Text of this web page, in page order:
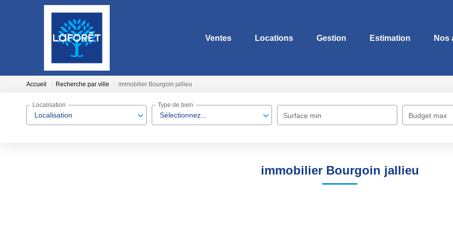
Ventes Locations Gestion Estimation Nos
Accueil Recherche par ville immobilier Bourgoin jallieu
Localisation
Localisation
Sélectionnez...
Type de bien
Surface min Budget max
immobilier Bourgoin jallieu